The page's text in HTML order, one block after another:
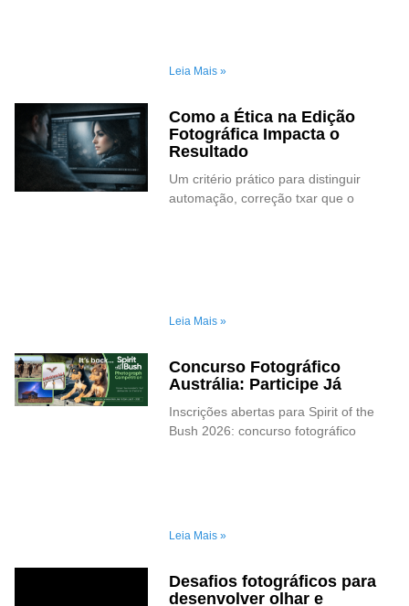
Leia Mais »
Como a Ética na Edição
Fotográfica Impacta o
Resultado
Um critério prático para distinguir
automação, correção txar que o
Leia Mais »
Concurso Fotográfico
Austrália: Participe Já
Inscrições abertas para Spirit of the
Bush 2026: concurso fotográfico
Leia Mais »
Desafios fotográficos para
desenvolver olhar e